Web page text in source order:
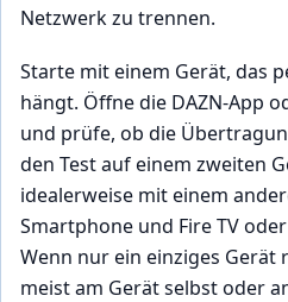
Netzwerk zu trennen.
Starte mit einem Gerät, das
hängt. Öffne die DAZN-App
und prüfe, ob die
den Test auf einem zweiten
idealerweise mit einem
Smartphone und Fire TV
Wenn nur ein einziges Gerät
meist am Gerät selbst oder